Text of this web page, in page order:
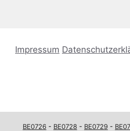
Impressum
BE0726 - BE0728 - BE0729 -